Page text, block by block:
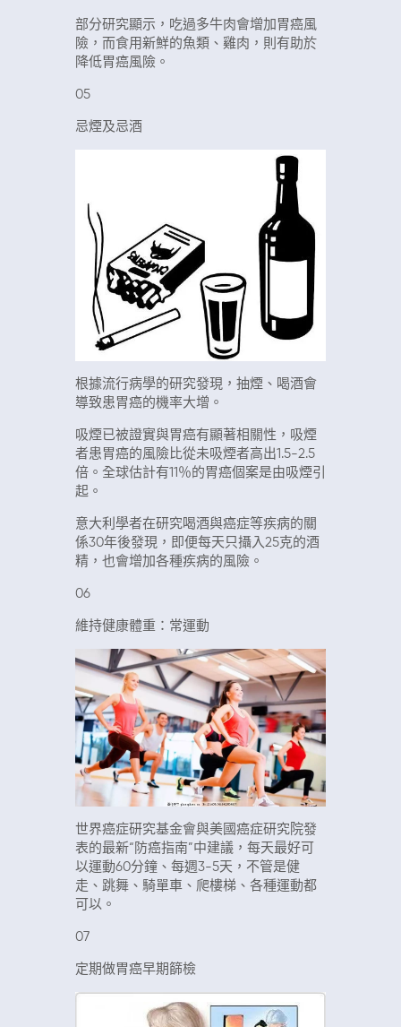
部分研究顯示，吃過多牛肉會增加胃癌風
險，而食用新鮮的魚類、雞肉，則有助於
降低胃癌風險。
05
忌煙及忌酒
根據流行病學的研究發現，抽煙、喝酒會
導致患胃癌的機率大增。
吸煙已被證實與胃癌有顯著相關性，吸煙
者患胃癌的風險比從未吸煙者高出1.5-2.5
倍。全球估計有11％的胃癌個案是由吸煙引
起。
意大利學者在研究喝酒與癌症等疾病的關
係30年後發現，即便每天只攝入25克的酒
精，也會增加各種疾病的風險。
06
維持健康體重：常運動
世界癌症研究基金會與美國癌症研究院發
表的最新“防癌指南”中建議，每天最好可
以運動60分鐘、每週3-5天，不管是健
走、跳舞、騎單車、爬樓梯、各種運動都
可以。
07
定期做胃癌早期篩檢